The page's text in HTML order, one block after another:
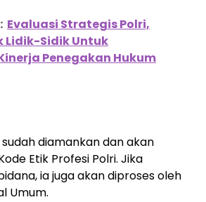
Evaluasi Strategis Polri,
Lidik-Sidik Untuk
Penegakan Hukum
sudah diamankan dan akan
Etik Profesi Polri. Jika
ia juga akan diproses oleh
Umum.